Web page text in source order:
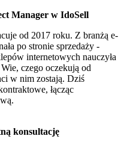
Manager w IdoSell
od 2017 roku. Z branżą e-
po stronie sprzedaży -
internetowych nauczyła
czego oczekują od
w nim zostają. Dziś
łącząc
konsultację